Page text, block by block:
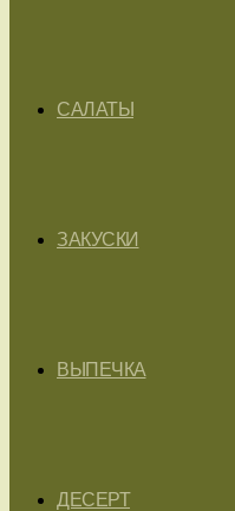
САЛАТЫ
ЗАКУСКИ
ВЫПЕЧКА
ДЕСЕРТ